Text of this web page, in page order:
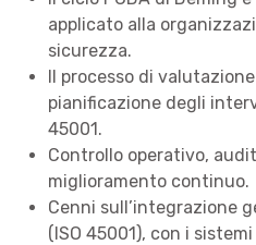
applicato alla
sicurezza.
Il processo di
pianificazione degli
45001.
Controllo operativo,
miglioramento continuo.
Cenni sull’integrazione
(ISO 45001), con i